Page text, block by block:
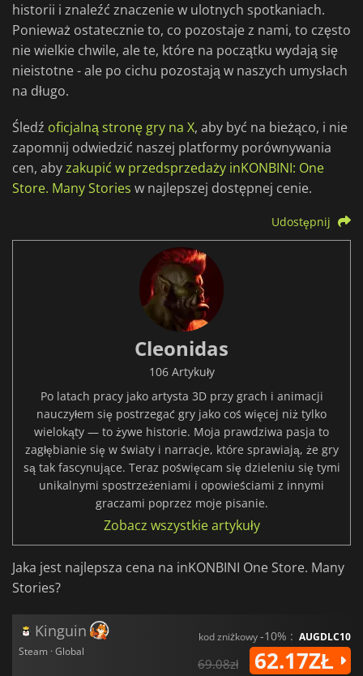
historii i znaleźć znaczenie w ulotnych spotkaniach.
Ponieważ ostatecznie to, co pozostaje z nami, to często
nie wielkie chwile, ale te, które na początku wydają się
nieistotne - ale po cichu pozostają w naszych umysłach
na długo.
Śledź oficjalną stronę gry na X, aby być na bieżąco, i nie
zapomnij odwiedzić naszej platformy porównywania
cen, abyzakupić w przedsprzedaży inKONBINI: One
Store. Many Stories w najlepszej dostępnej cenie.
Udostępnij
Cleonidas
106 Artykuły
Po latach pracy jako artysta 3D przy grach i animacji
nauczyłem się postrzegać gry jako coś więcej niż tylko
wielokąty — to żywe historie. Moja prawdziwa pasja to
zagłębianie się w światy i narracje, które sprawiają, że gry
są tak fascynujące. Teraz poświęcam się dzieleniu się tymi
unikalnymi spostrzeżeniami i opowieściami z innymi
graczami poprzez moje pisanie.
Zobacz wszystkie artykuły
Jaka jest najlepsza cena na inKONBINI One Store. Many
Stories?
Kinguin
Steam · Global
kod zniżkowy-10% : AUGDLC10
69.08zł 62.17ZŁ